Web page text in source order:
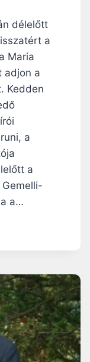
délelőtt
a
Maria
adjon a
Kedden
a
a
a…